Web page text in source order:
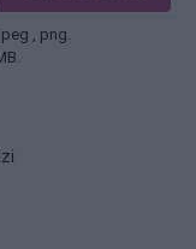
, png.